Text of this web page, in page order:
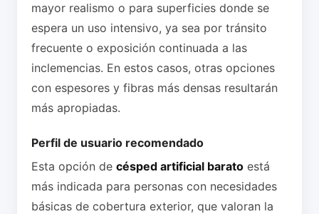
mayor realismo o para superficies donde se
espera un uso intensivo, ya sea por tránsito
frecuente o exposición continuada a las
inclemencias. En estos casos, otras opciones
con espesores y fibras más densas resultarán
más apropiadas.
Perfil de usuario recomendado
Esta opción de césped artificial barato está
más indicada para personas con necesidades
básicas de cobertura exterior, que valoran la